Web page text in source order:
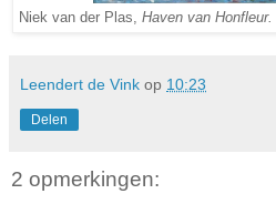
Niek van der Plas, Haven van Honfleur.
Leendert de Vink op 10:23
Delen
2 opmerkingen: